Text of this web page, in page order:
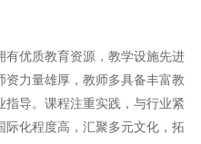
有优质教育资源，教学设施先进
资力量雄厚，教师多具备丰富教
导。课程注重实践，与行业紧
际化程度高，汇聚多元文化，拓